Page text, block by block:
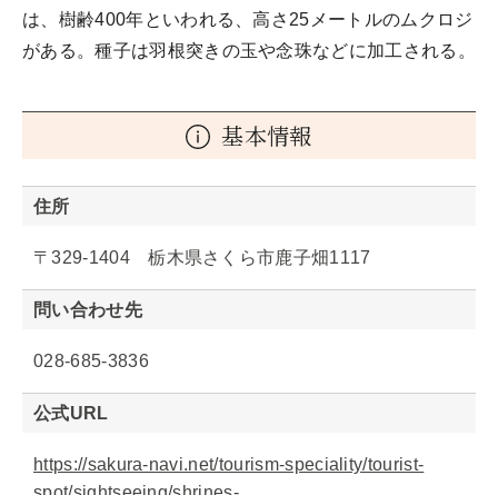
は、樹齢400年といわれる、高さ25メートルのムクロジ
がある。種子は羽根突きの玉や念珠などに加工される。
基本情報
住所
〒329-1404 栃木県さくら市鹿子畑1117
問い合わせ先
028-685-3836
公式URL
https://sakura-navi.net/tourism-speciality/tourist-